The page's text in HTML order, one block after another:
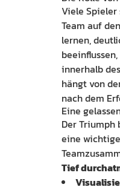
Viele Spieler
Team auf
lernen,
innerhalb
hängt von
nach dem
Eine
Der
eine
Tief